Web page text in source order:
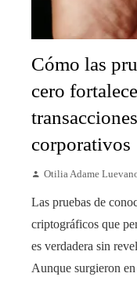
Cómo las
cero
corporativos
Otilia Adame
Las pruebas de
criptográficos que
es verdadera sin
Aunque surgieron